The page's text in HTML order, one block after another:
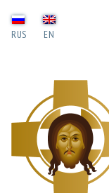
RUS EN